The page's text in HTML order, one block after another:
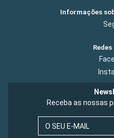
Informações
Receba as nossas
O SEU E-MAIL